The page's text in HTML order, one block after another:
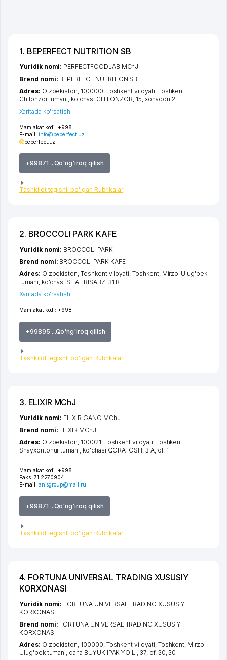
1. BEPERFECT NUTRITION SB
Mamlakat kodi: +998
E-mail: info@beperfect.uz
beperfect.uz
+99871 ...Qo'ng'iroq qilish
Tashkilot tegishli bo'lgan Rubrikalar
Yuridik nomi: PERFECTFOODLAB MChJ
Brend nomi: BEPERFECT NUTRITION SB
Adres: O'zbekiston, 100000, Toshkent viloyati, Toshkent,
Chilonzor tumani, ko'chasi CHILONZOR, 15, xonadon 2
Xaritada ko'rsatish
2. BROCCOLI PARK KAFE
Mamlakat kodi: +998
+99895 ...Qo'ng'iroq qilish
Tashkilot tegishli bo'lgan Rubrikalar
Yuridik nomi: BROCCOLI PARK
Brend nomi: BROCCOLI PARK KAFE
Adres: O'zbekiston,Toshkent viloyati,Toshkent, Mirzo-Ulug'bek
tumani, ko'chasi SHAHRISABZ, 31 B
Xaritada ko'rsatish
3. ELIXIR MChJ
Mamlakat kodi: +998
Faks: 71 2270904
E-mail: anisgroup@mail.ru
+99871 ...Qo'ng'iroq qilish
Tashkilot tegishli bo'lgan Rubrikalar
Yuridik nomi: ELIXIR GANO MChJ
Brend nomi: ELIXIR MChJ
Adres: O'zbekiston, 100021, Toshkent viloyati, Toshkent,
Shayxontohur tumani, ko'chasi QORATOSH, 3 A, of. 1
4. FORTUNA UNIVERSAL TRADING XUSUSIY
KORXONASI
Yuridik nomi: FORTUNA UNIVERSAL TRADING XUSUSIY
KORXONASI
Brend nomi: FORTUNA UNIVERSAL TRADING XUSUSIY
KORXONASI
Adres: O'zbekiston, 100000, Toshkent viloyati Toshkent Mirzo-
Ulug'bek tumani daha BUYUK IPAK YO'LI , 37, of. 30, 30